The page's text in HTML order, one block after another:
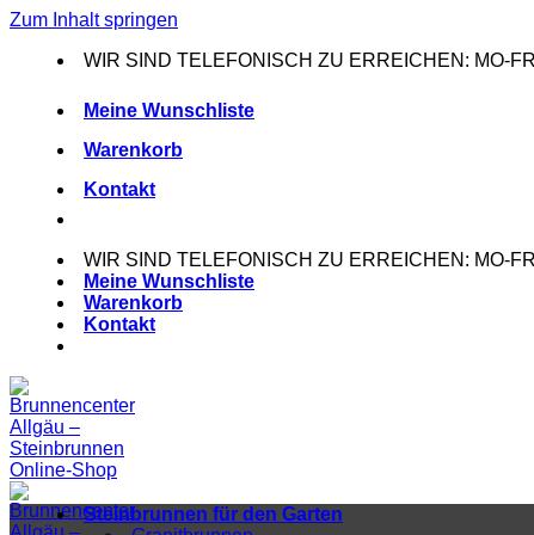
Zum Inhalt springen
WIR SIND TELEFONISCH ZU ERREICHEN: MO-
Meine Wunschliste
Warenkorb
Kontakt
WIR SIND TELEFONISCH ZU ERREICHEN: MO-
Meine Wunschliste
Warenkorb
Kontakt
Steinbrunnen für den Garten